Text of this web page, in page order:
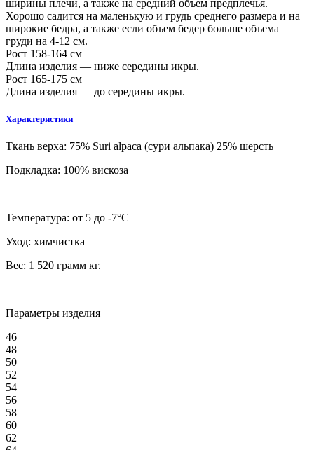
ширины плечи, а также на средний объем предплечья.
Хорошо садится на маленькую и грудь среднего размера и на
широкие бедра, а также если объем бедер больше объема
груди на 4-12 см.
Рост 158-164 см
Длина изделия — ниже середины икры.
Рост 165-175 см
Длина изделия — до середины икры.
Характеристики
Ткань верха: 75% Suri alpaca (сури альпака) 25% шерсть
Подкладка: 100% вискоза
Температура: от 5 до -7°C
Уход: химчистка
Вес: 1 520 грамм кг.
Параметры изделия
46
48
50
52
54
56
58
60
62